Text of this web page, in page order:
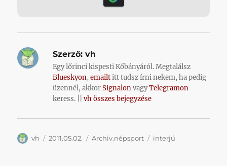
Szerző: vh
Egy lőrinci kispesti Kőbányáról. Megtalálsz
Blueskyon,emailtitt tudsz írni nekem, ha pedig
üzennél, akkorSignalonvagyTelegramon
keress. ||vh összes bejegyzése
Szerző
vh Közzétéve
2011.05.02. Kategória
Archiv.népsport Címke
interjú